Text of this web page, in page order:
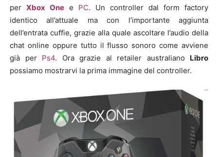
per Xbox One e PC. Un controller dal form factory
identico all’attuale ma con l’importante aggiunta
dell’entrata cuffie, grazie alla quale ascoltare l’audio della
chat online oppure tutto il flusso sonoro come avviene
già per Ps4. Ora grazie al retailer australiano Libro
possiamo mostrarvi la prima immagine del controller.